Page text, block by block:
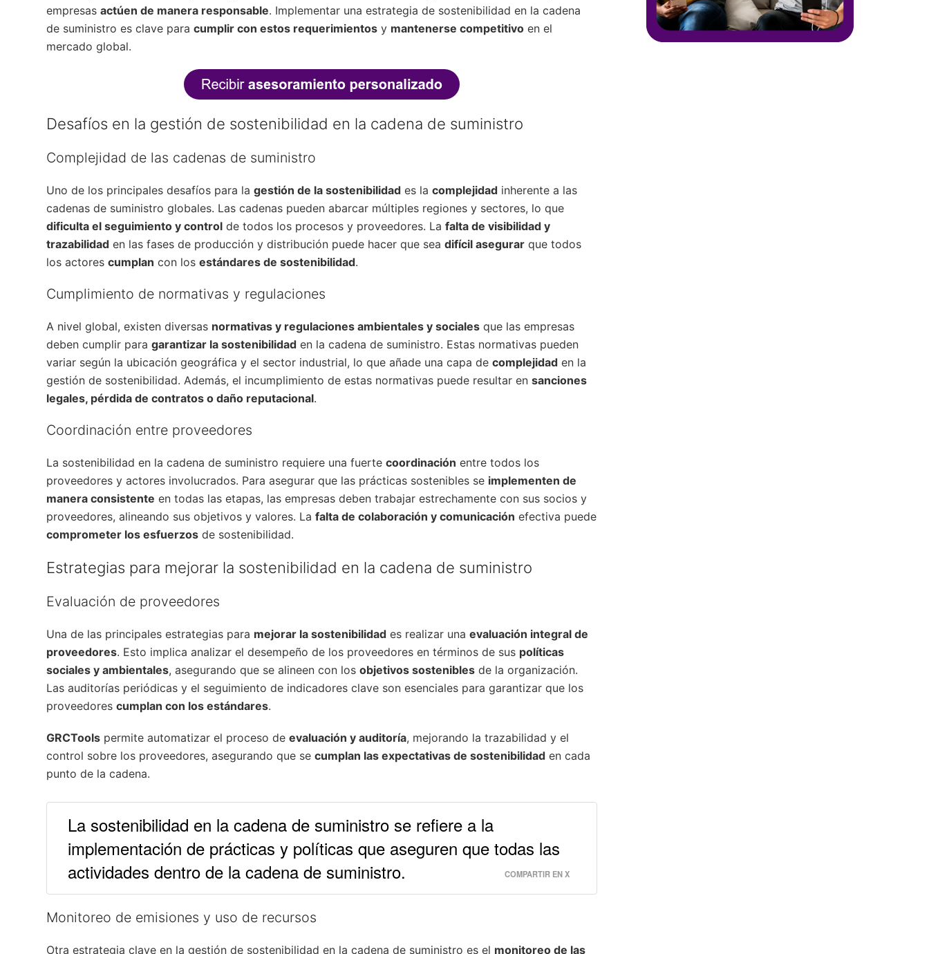
empresasactúen de manera responsable. Implementar una estrategia de sostenibilidad en la cadena
de suministro es clave paracumplir con estos requerimientos y mantenerse competitivo en el
mercado global.
Desafíos en la gestión de sostenibilidad en la cadena de suministro
Complejidad de las cadenas de suministro
Uno de los principales desafíos para lagestión de la sostenibilidad es lacomplejidad inherente a las
cadenas de suministro globales. Las cadenas pueden abarcar múltiples regiones y sectores, lo que
dificulta el seguimiento y control de todos los procesos y proveedores. Lafalta de visibilidad y
trazabilidad en las fases de producción y distribución puede hacer que seadifícil asegurar que todos
los actorescumplan con losestándares de sostenibilidad.
Cumplimiento de normativas y regulaciones
A nivel global, existen diversas normativas y regulaciones ambientales y sociales que las empresas
deben cumplir paragarantizar la sostenibilidad en la cadena de suministro. Estas normativas pueden
variar según la ubicación geográfica y el sector industrial, lo que añade una capa decomplejidad en la
gestión de sostenibilidad. Además, el incumplimiento de estas normativas puede resultar ensanciones
legales, pérdida de contratos o daño reputacional.
Coordinación entre proveedores
La sostenibilidad en la cadena de suministro requiere una fuertecoordinación entre todos los
proveedores y actores involucrados. Para asegurar que las prácticas sostenibles se implementen de
manera consistente en todas las etapas, las empresas deben trabajar estrechamente con sus socios y
proveedores, alineando sus objetivos y valores. Lafalta de colaboración y comunicación efectiva puede
comprometer los esfuerzos de sostenibilidad.
Estrategias para mejorar la sostenibilidad en la cadena de suministro
Evaluación de proveedores
Una de las principales estrategias para mejorar la sostenibilidad es realizar unaevaluación integral de
proveedores. Esto implica analizar el desempeño de los proveedores en términos de sus políticas
sociales y ambientales, asegurando que se alineen con losobjetivos sostenibles de la organización.
Las auditorías periódicas y el seguimiento de indicadores clave son esenciales para garantizar que los
proveedorescumplan con los estándares.
GRCTools permite automatizar el proceso deevaluación y auditoría, mejorando la trazabilidad y el
control sobre los proveedores, asegurando que secumplan las expectativas de sostenibilidad en cada
punto de la cadena.
La sostenibilidad en la cadena de suministro se refiere a la
implementación de prácticas y políticas que aseguren que todas las
actividades dentro de la cadena de suministro.
COMPARTIR EN X
Monitoreo de emisiones y uso de recursos
Otra estrategia clave en la gestión de sostenibilidad en la cadena de suministro es el monitoreo de las